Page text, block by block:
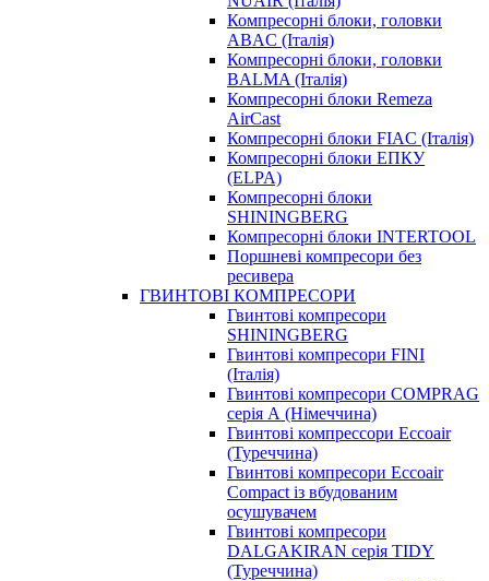
Компресорні блоки, головки
ABAC (Італія)
Компресорні блоки, головки
BALMA (Італія)
Компресорні блоки Remeza
AirCast
Компресорні блоки FIAC (Італія)
Компресорні блоки ЕПКУ
(ELPA)
Компресорні блоки
SHININGBERG
Компресорні блоки INTERTOOL
Поршневі компресори без
ресивера
ГВИНТОВІ КОМПРЕСОРИ
Гвинтові компресори
SHININGBERG
Гвинтові компресори FINI
(Італія)
Гвинтові компресори COMPRAG
серія А (Німеччина)
Гвинтові компрессори Eccoair
(Туреччина)
Гвинтові компресори Eccoair
Compact із вбудованим
осушувачем
Гвинтові компресори
DALGAKIRAN серія TIDY
(Туреччина)